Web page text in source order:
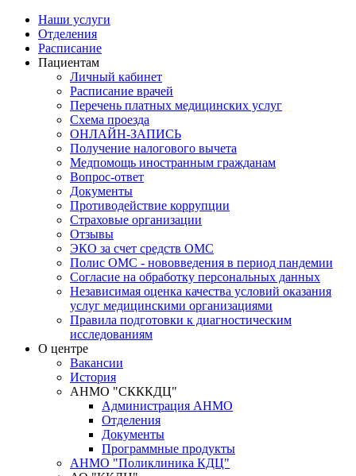
Наши услуги
Отделения
Расписание
Пациентам
Личный кабинет
Расписание врачей
Перечень платных медицинских услуг
Схема проезда
ОНЛАЙН-ЗАПИСЬ
Получение налогового вычета
Медпомощь иностранным гражданам
Вопрос-ответ
Документы
Противодействие коррупции
Страховые организации
Отзывы
ЭКО за счет средств ОМС
Полис ОМС - нововведения в период пандемии
Согласие на обработку персональных данных
Независимая оценка качества условий оказания
услуг медицинскими организациями
Правила подготовки к диагностическим
исследованиям
О центре
Вакансии
История
АНМО "СКККДЦ"
Администрация АНМО
Отделения
Документы
Программные продукты
АНМО "Поликлиника КДЦ"